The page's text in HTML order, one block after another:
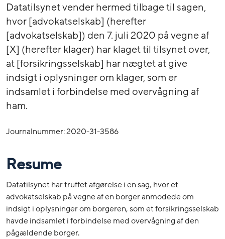
Datatilsynet vender hermed tilbage til sagen,
hvor [advokatselskab] (herefter
[advokatselskab]) den 7. juli 2020 på vegne af
[X] (herefter klager) har klaget til tilsynet over,
at [forsikringsselskab] har nægtet at give
indsigt i oplysninger om klager, som er
indsamlet i forbindelse med overvågning af
ham.
Journalnummer: 2020-31-3586
Resume
Datatilsynet har truffet afgørelse i en sag, hvor et
advokatselskab på vegne af en borger anmodede om
indsigt i oplysninger om borgeren, som et forsikringsselskab
havde indsamlet i forbindelse med overvågning af den
pågældende borger.